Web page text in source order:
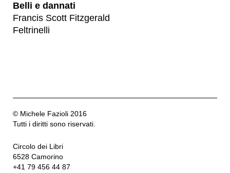
Belli e dannati
Francis Scott Fitzgerald
Feltrinelli
© Michele Fazioli 2016
Tutti i diritti sono riservati.
Circolo dei Libri
6528 Camorino
+41 79 456 44 87